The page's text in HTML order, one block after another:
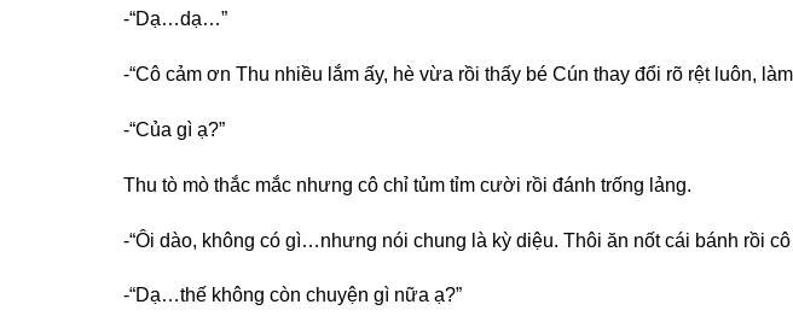
-“Dạ…dạ…”
-“Cô cảm ơn Thu nhiều lắm ấy, hè vừa rồi thấy bé Cún thay đổi rõ rệt luôn,
-“Của gì ạ?”
Thu tò mò thắc mắc nhưng cô chỉ tủm tỉm cười rồi đánh trống lảng.
-“Ôi dào, không có gì…nhưng nói chung là kỳ diệu. Thôi ăn nốt cái bánh rồi
-“Dạ…thế không còn chuyện gì nữa ạ?”